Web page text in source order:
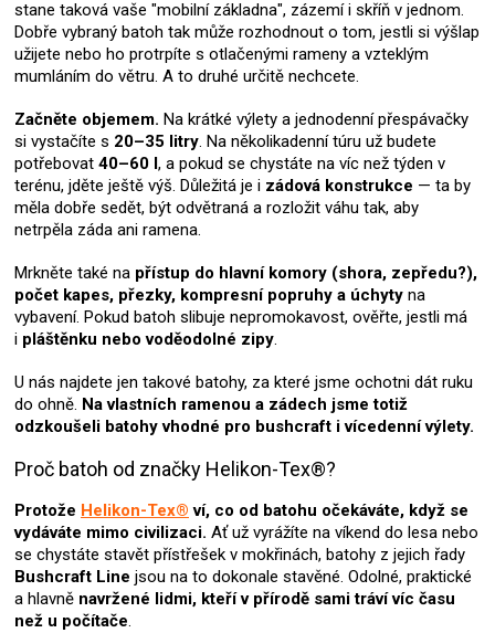
í
p
r
v
k
y
v
ý
p
i
stane taková vaše "mobilní základna", zázemí i skříň v jednom.
Dobře vybraný batoh tak může rozhodnout o tom, jestli si výšlap
užijete nebo ho protrpíte s otlačenými rameny a vzteklým
mumláním do větru. A to druhé určitě nechcete.
Začněte objemem. Na krátké výlety a jednodenní přespávačky
si vystačíte s 20–35 litry. Na několikadenní túru už budete
potřebovat 40–60 l, a pokud se chystáte na víc než týden v
terénu, jděte ještě výš. Důležitá je i zádová konstrukce — ta by
měla dobře sedět, být odvětraná a rozložit váhu tak, aby
netrpěla záda ani ramena.
Mrkněte také na přístup do hlavní komory (shora, zepředu?),
počet kapes, přezky, kompresní popruhy a úchyty na
vybavení. Pokud batoh slibuje nepromokavost, ověřte, jestli má
i pláštěnku nebo voděodolné zipy.
U nás najdete jen takové batohy, za které jsme ochotni dát ruku
do ohně. Na vlastních ramenou a zádech jsme totiž
odzkoušeli batohy vhodné pro bushcraft i vícedenní výlety.
Proč batoh od značky Helikon-Tex®?
Protože Helikon-Tex® ví, co od batohu očekáváte, když se
vydáváte mimo civilizaci. Ať už vyrážíte na víkend do lesa nebo
se chystáte stavět přístřešek v mokřinách, batohy z jejich řady
Bushcraft Line jsou na to dokonale stavěné. Odolné, praktické
a hlavně navržené lidmi, kteří v přírodě sami tráví víc času
než u počítače.